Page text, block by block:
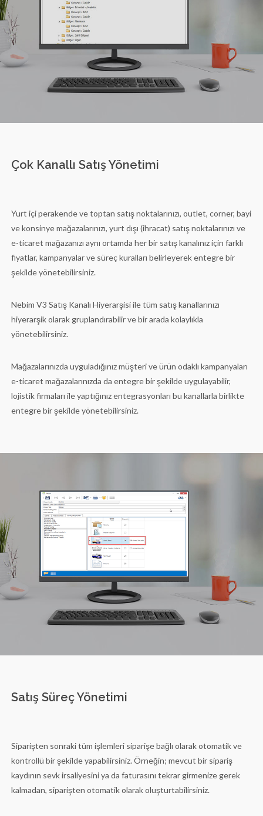
Çok Kanallı Satış Yönetimi
Yurt içi perakende ve toptan satış noktalarınızı, outlet, corner, bayi
ve konsinye mağazalarınızı, yurt dışı (ihracat) satış noktalarınızı ve
e-ticaret mağazanızı aynı ortamda her bir satış kanalınız için farklı
fiyatlar, kampanyalar ve süreç kuralları belirleyerek entegre bir
şekilde yönetebilirsiniz.
Nebim V3 Satış Kanalı Hiyerarşisi ile tüm satış kanallarınızı
hiyerarşik olarak gruplandırabilir ve bir arada kolaylıkla
yönetebilirsiniz.
Mağazalarınızda uyguladığınız müşteri ve ürün odaklı kampanyaları
e-ticaret mağazalarınızda da entegre bir şekilde uygulayabilir,
lojistik firmaları ile yaptığınız entegrasyonları bu kanallarla birlikte
entegre bir şekilde yönetebilirsiniz.
Satış Süreç Yönetimi
Siparişten sonraki tüm işlemleri siparişe bağlı olarak otomatik ve
kontrollü bir şekilde yapabilirsiniz. Örneğin; mevcut bir sipariş
kaydının sevk irsaliyesini ya da faturasını tekrar girmenize gerek
kalmadan, siparişten otomatik olarak oluşturtabilirsiniz.